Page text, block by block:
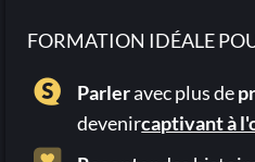
FORMATION IDÉALE
Parleravec plus de
devenircaptivant à